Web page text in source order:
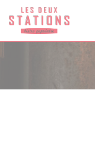
Painel de